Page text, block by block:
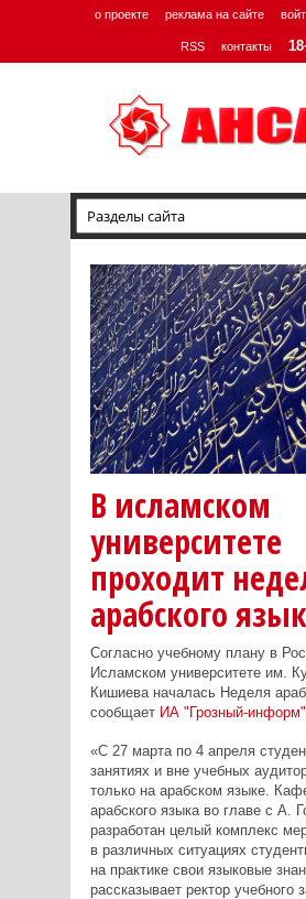
о проекте реклама на сайте
RSS контакты
В исламском
университете
проходит
арабского
Согласно учебному плану в
Исламском университете им.
Кишиева началась Неделя
сообщает ИА "Грозный-информ"
«С 27 марта по 4 апреля
занятиях и вне учебных
только на арабском языке.
арабского языка во главе с А.
разработан целый комплекс
в различных ситуациях
на практике свои языковые
рассказывает ректор учебного